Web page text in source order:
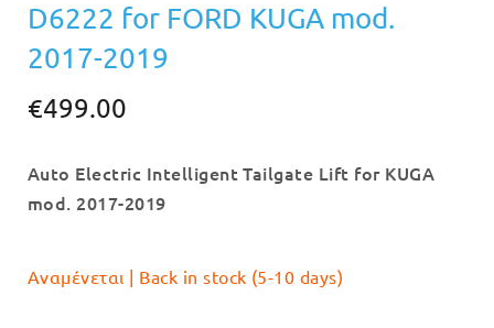
D6222 for FORD KUGA mod.
2017-2019
€499.00
Auto Electric Intelligent Tailgate Lift for KUGA
mod. 2017-2019
Αναμένεται | Back in stock (5-10 days)